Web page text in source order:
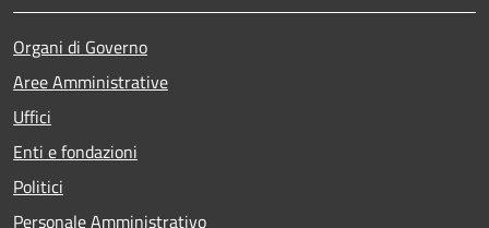
Organi di Governo
Aree Amministrative
Uffici
Enti e fondazioni
Politici
Personale Amministrativo